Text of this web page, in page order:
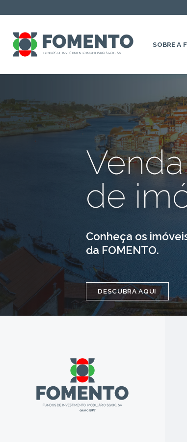
SOBRE A
de
Conheça os
da FOMENTO.
DESCUBRA AQUI